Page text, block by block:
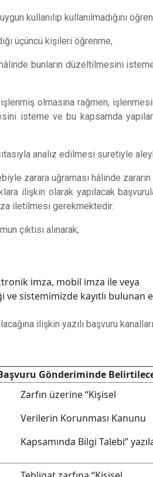
63
296
kullanılıp kullanılmadığını
üçüncü kişileri öğrenme,
bunların düzeltilmesini
olmasına rağmen,
isteme ve bu kapsamda
analiz edilmesi suretiyle
zarara uğraması hâlinde
ilişkin olarak yapılacak
iletilmesi gerekmektedir.
çıktısı alınarak;
imza, mobil imza ile veya
ve sistemimizde kayıtlı
ilişkin yazılı başvuru
Gönderiminde
Zarfın üzerine “Kişisel
Verilerin Korunması Kanunu
Kapsamında Bilgi Talebi”